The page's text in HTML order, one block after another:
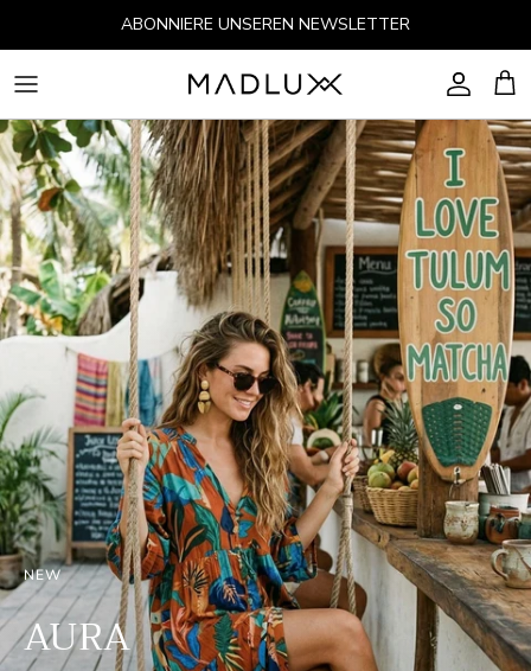
Direkt zum InhaltABONNIERE UNSEREN NEWSLETTER
Konto
NEW
AURA